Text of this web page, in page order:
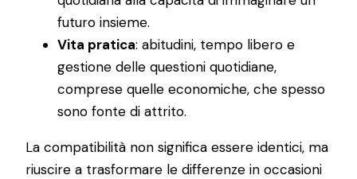
futuro insieme.
Vita pratica: abitudini, tempo libero e
gestione delle questioni quotidiane,
comprese quelle economiche, che spesso
sono fonte di attrito.
La compatibilità non significa essere identici, ma
riuscire a trasformare le differenze in occasioni